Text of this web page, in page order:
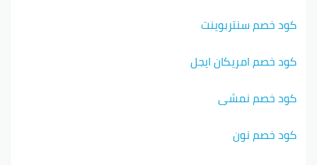
كود خصم سنتربوينت
كود خصم امريكان ايجل
كود خصم نمشي
كود خصم نون